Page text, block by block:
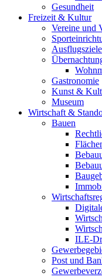
Gesundheit
Freizeit & Kultur
Vereine und
Ausflugsziele
Gastronomie
Kunst &
Museum
Wirtschaft &
Bauen
ILE-
Post und